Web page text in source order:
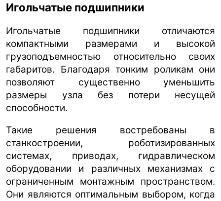
Игольчатые подшипники
Игольчатые подшипники отличаются
компактными размерами и высокой
грузоподъемностью относительно своих
габаритов. Благодаря тонким роликам они
позволяют существенно уменьшить
размеры узла без потери несущей
способности.
Такие решения востребованы в
станкостроении, роботизированных
системах, приводах, гидравлическом
оборудовании и различных механизмах с
ограниченным монтажным пространством.
Они являются оптимальным выбором, когда